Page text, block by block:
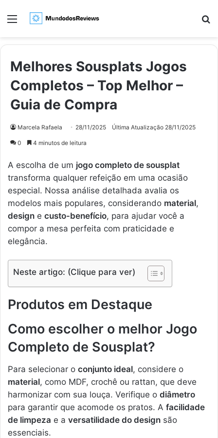
Menu
Melhores Sousplats Jogos
Completos – Top Melhor –
Guia de Compra
Marcela Rafaela 28/11/2025 Última Atualização 28/11/2025
0 4 minutos de leitura
A escolha de um jogo completo de sousplat
transforma qualquer refeição em uma ocasião
especial. Nossa análise detalhada avalia os
modelos mais populares, considerando material,
design e custo-benefício, para ajudar você a
compor a mesa perfeita com praticidade e
elegância.
Neste artigo: (Clique para ver)
Produtos em Destaque
Como escolher o melhor Jogo
Completo de Sousplat?
Para selecionar o conjunto ideal, considere o
material, como MDF, crochê ou rattan, que deve
harmonizar com sua louça. Verifique o diâmetro
para garantir que acomode os pratos. A facilidade
de limpeza e a versatilidade do design são
essenciais.